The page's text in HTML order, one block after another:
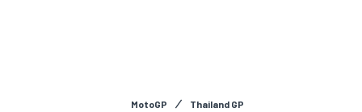
MotoGP Thailand GP